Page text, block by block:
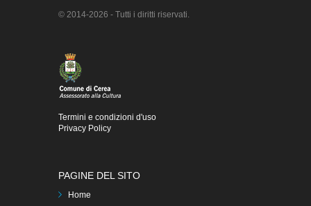
© 2014-2026 - Tutti i diritti riservati.
Termini e condizioni d'uso
Privacy Policy
PAGINE DEL SITO
Home